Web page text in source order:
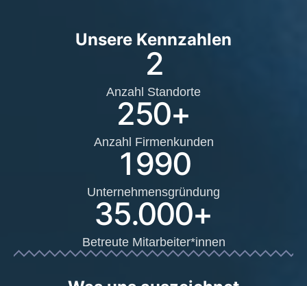
Unsere Kennzahlen
2
Anzahl Standorte
250+
Anzahl Firmenkunden
1990
Unternehmensgründung
35.000+
Betreute Mitarbeiter*innen